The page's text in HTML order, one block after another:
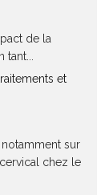
de la
et
sur
chez le